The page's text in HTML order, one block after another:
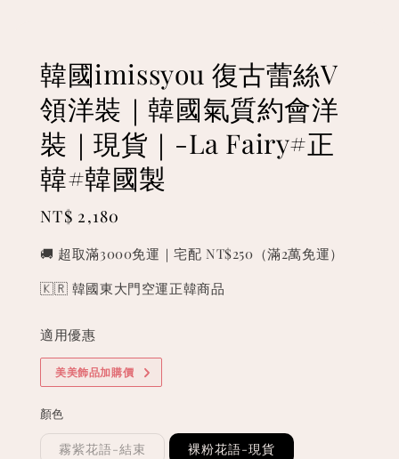
韓國imissyou 復古蕾絲V
領洋裝｜韓國氣質約會洋
裝｜現貨｜-La Fairy#正
韓#韓國製
Regular
NT$ 2,180
🚚 超取滿3000免運｜宅配 NT$250（滿2萬免運）
🇰🇷 韓國東大門空運正韓商品
適用優惠
美美飾品加購價
顏色
霧紫花語-結束 裸粉花語-現貨